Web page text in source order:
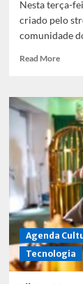
Nesta terça-
criado pelo
comunidade
Read MoreRead
paiN
2015
se
no
2023
Agenda
Tecnologia